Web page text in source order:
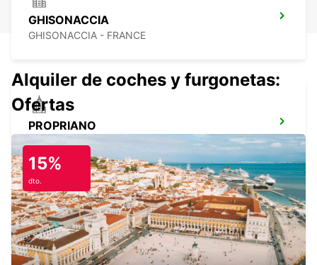
GHISONACCIA
GHISONACCIA - FRANCE
PROPRIANO
PROPRIANO - FRANCE
AEROPUERTO DE CALVI
CALVI - FRANCE
Alquiler de coches y furgonetas:
Ofertas
15%
dto.